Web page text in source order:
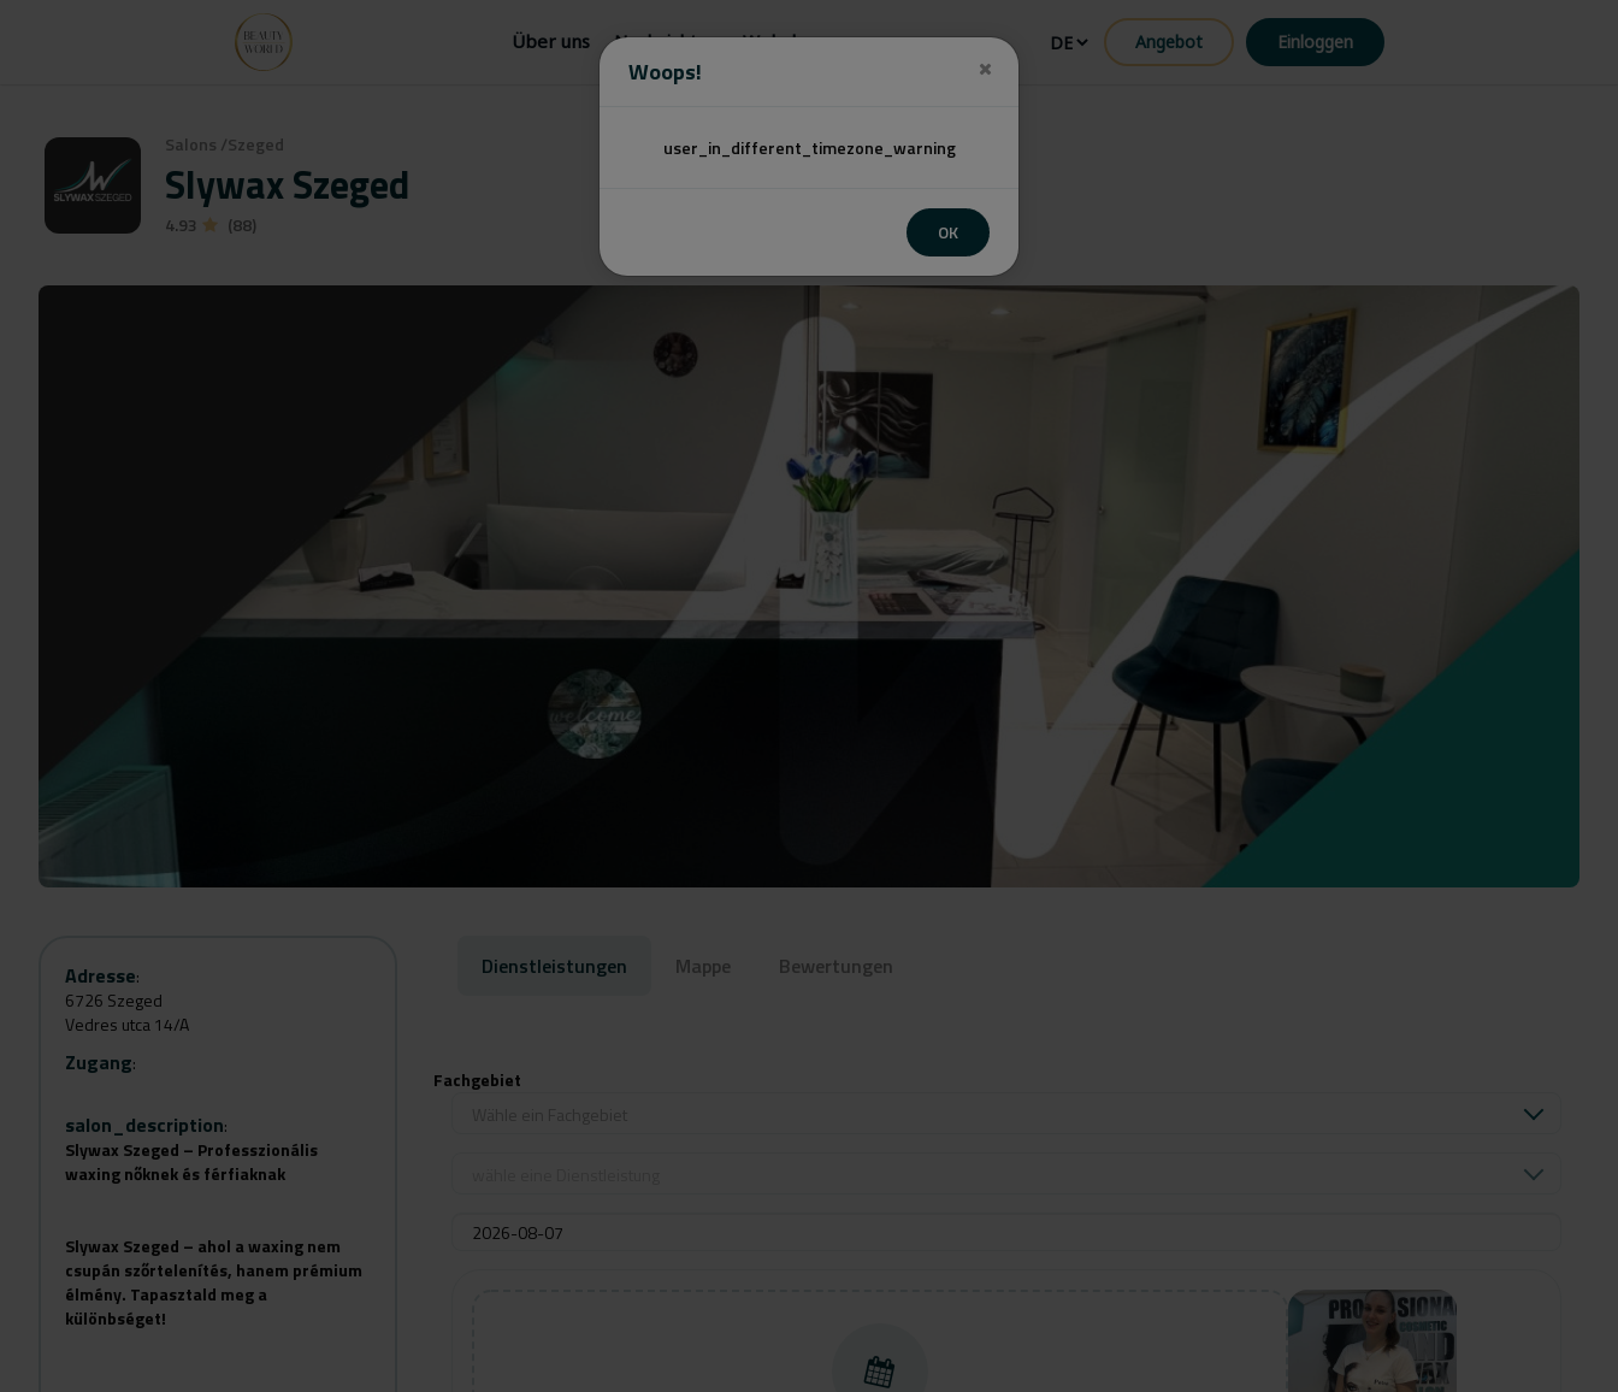
Woops!
user_in_different_timezone_warning
OK
Über uns Nachrichten Webshop Angebot Einloggen
Salons /Szeged
Slywax Szeged
4.93 (88)
Adresse:
6726 Szeged
Vedres utca 14/A
Zugang:
salon_description:
Slywax Szeged – Professzionális
waxing nőknek és férfiaknak
Slywax Szeged – ahol a waxing nem
csupán szőrtelenítés, hanem prémium
élmény. Tapasztald meg a
különbséget!
Dienstleistungen Mappe Bewertungen
Fachgebiet